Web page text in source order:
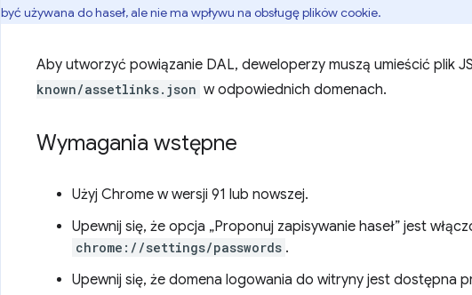
być używana do haseł, ale nie ma wpływu na obsługę plików cookie.
Aby utworzyć powiązanie DAL, deweloperzy muszą umieścić plik
known/assetlinks.json w odpowiednich domenach.
Wymagania wstępne
Użyj Chrome w wersji 91 lub nowszej.
Upewnij się, że opcja „Proponuj zapisywanie haseł” jest
chrome://settings/passwords .
Upewnij się, że domena logowania do witryny jest dostępna